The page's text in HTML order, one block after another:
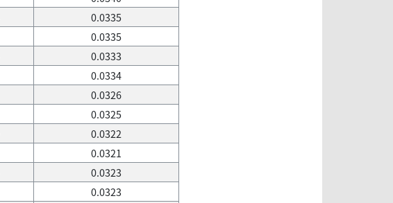
0.0335
0.0335
0.0333
0.0334
0.0326
0.0325
0.0322
0.0321
0.0323
0.0323